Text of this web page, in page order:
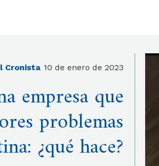
Cronista 10 de enero de 2023
empresa que
problemas
¿qué hace?